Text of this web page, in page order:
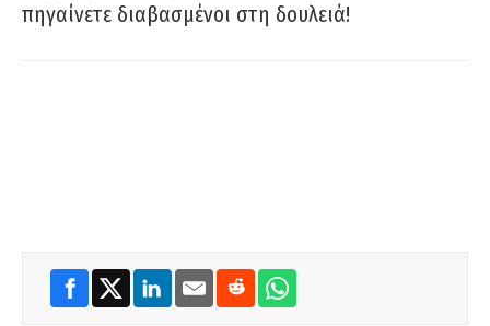
πηγαίνετε διαβασμένοι στη δουλειά!